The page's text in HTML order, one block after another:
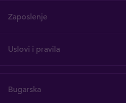
Zaposlenje
Uslovi i pravila
Bugarska